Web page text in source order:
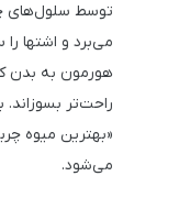
توسط سلول‌های
می‌برد و اشتها
هورمون به بدن
راحت‌تر
«بهترین میوه
می‌شود.